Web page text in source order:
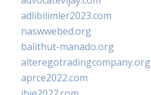
adlibilimler2023.com
naswwebed.org
balithut-manado.org
alteregotradingcompany.org
aprce2022.com